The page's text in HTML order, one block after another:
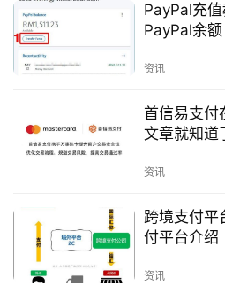
专业人士操作
：SEO是
建议由专业人士来进行
：SEO是一个
进行优化，才能取得良好
预发布SEO和发布后SEO都
好了可以有效提升网站的排
PayPal充
PayPal余额
资讯
首信易支付
文章就知道
资讯
跨境支付平
付平台介绍
资讯